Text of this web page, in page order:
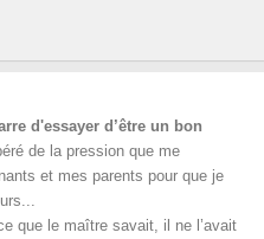
d'essayer d’être un bon
de la pression que me
et mes parents pour que je
que le maître savait, il ne l’avait